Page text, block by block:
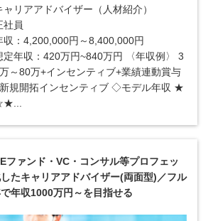
ャリアアドバイザー（人材紹介）
社員
収：4,200,000円～8,400,000円
定年収：420万円~840万円 〈年収例〉 3
～80万+インセンティブ+業績連動賞与
規開拓インセンティブ ◇モデル年収 ★
ファンド・VC・コンサル等プロフェッ
たキャリアアドバイザー(両面型)／フル
年収1000万円～を目指せる